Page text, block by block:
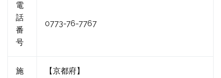
電
話
番
号
0773-76-7767
施
【京都府】